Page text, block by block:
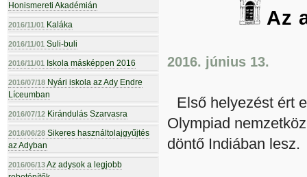
Honismereti Akadémián
2016/11/01 Kaláka
2016/11/01 Suli-buli
2016/11/01 Iskola másképpen 2016
2016/07/18 Nyári iskola az Ady Endre
Líceumban
2016/07/12 Kirándulás Szarvasra
2016/06/28 Sikeres használtolajgyűjtés
az Adyban
2016/06/13Az adysok a legjobb
Az
2016. június 13.
Első helyezést ért
Olympiad
döntő Indiában lesz.